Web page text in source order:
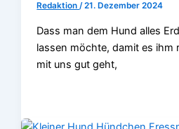
Redaktion/21. Dezember 2024
Dass man dem Hund alles
lassen möchte, damit es ihm
mit uns gut geht,